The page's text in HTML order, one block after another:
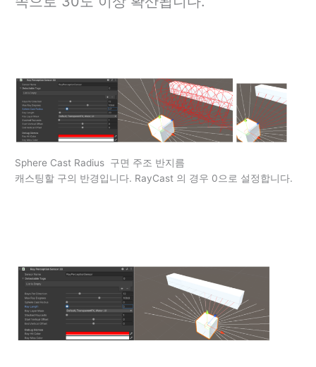
Sphere Cast Radius 구면 주조 반지름
캐스팅할 구의 반경입니다. RayCast 의 경우 0으로 설정합니다.